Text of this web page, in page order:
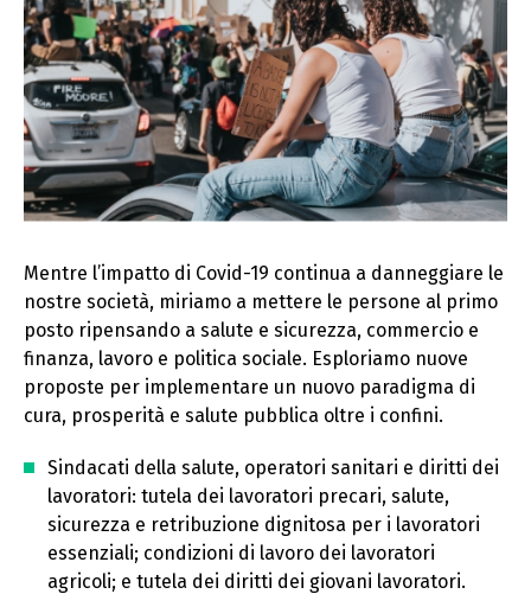
Mentre l’impatto di Covid-19 continua a danneggiare le
nostre società, miriamo a mettere le persone al primo
posto ripensando a salute e sicurezza, commercio e
finanza, lavoro e politica sociale. Esploriamo nuove
proposte per implementare un nuovo paradigma di
cura, prosperità e salute pubblica oltre i confini.
Sindacati della salute, operatori sanitari e diritti dei
lavoratori: tutela dei lavoratori precari, salute,
sicurezza e retribuzione dignitosa per i lavoratori
essenziali; condizioni di lavoro dei lavoratori
agricoli; e tutela dei diritti dei giovani lavoratori.